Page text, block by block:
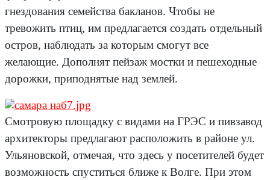
гнездования семейства бакланов. Чтобы не
тревожить птиц, им предлагается создать отдельный
остров, наблюдать за которым смогут все
желающие. Дополнят пейзаж мостки и пешеходные
дорожки, приподнятые над землей.
Смотровую площадку с видами на ГРЭС и пивзавод
архитекторы предлагают расположить в районе ул.
Ульяновской, отмечая, что здесь у посетителей будет
возможность спуститься ближе к Волге. При этом